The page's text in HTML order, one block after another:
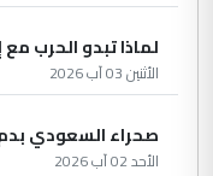
لماذا تبدو الحرب
الأثنين 03 آب 2026
صحراء السعودي
الأحد 02 آب 2026